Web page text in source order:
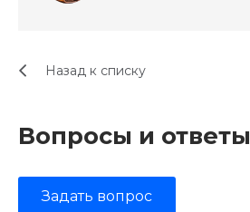
Назад к списку
Вопросы и ответы
Задать вопрос